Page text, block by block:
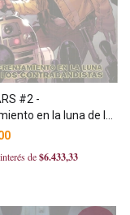
#2 -
en la luna de los
de$6.433,33